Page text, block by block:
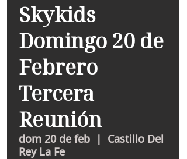
Skykids
Domingo 20 de
Febrero
Tercera
Reunión
dom 20 de feb
  |
Castillo Del
Rey La Fe